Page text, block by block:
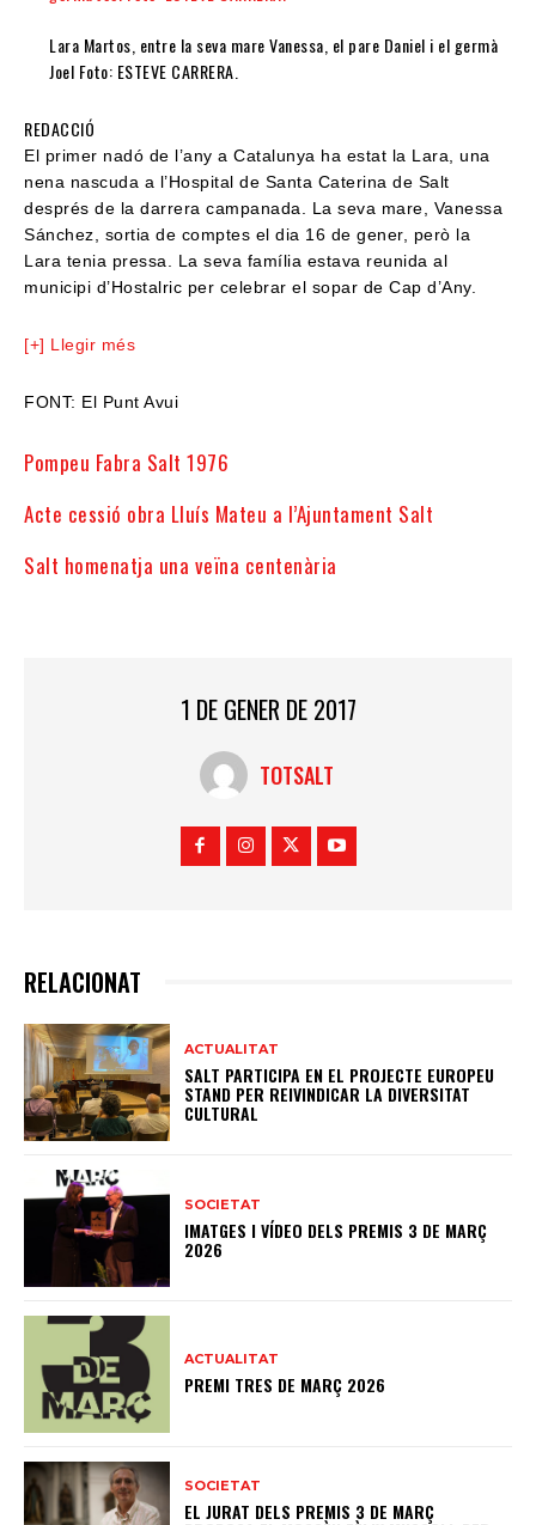
Lara Martos, entre la seva mare Vanessa, el pare Daniel i el germà
Joel Foto: ESTEVE CARRERA.
REDACCIÓ
El primer nadó de l’any a Catalunya ha estat la Lara, una
nena nascuda a l’Hospital de Santa Caterina de Salt
després de la darrera campanada. La seva mare, Vanessa
Sánchez, sortia de comptes el dia 16 de gener, però la
Lara tenia pressa. La seva família estava reunida al
municipi d’Hostalric per celebrar el sopar de Cap d’Any.
[+] Llegir més
FONT: El Punt Avui
Pompeu Fabra Salt 1976
Acte cessió obra Lluís Mateu a l’Ajuntament Salt
Salt homenatja una veïna centenària
1 DE GENER DE 2017
TOTSALT
RELACIONAT
ACTUALITAT
SALT PARTICIPA EN EL PROJECTE EUROPEU
STAND PER REIVINDICAR LA DIVERSITAT
CULTURAL
SOCIETAT
IMATGES I VÍDEO DELS PREMIS 3 DE MARÇ
2026
ACTUALITAT
PREMI TRES DE MARÇ 2026
SOCIETAT
EL JURAT DELS PREMIS 3 DE MARÇ